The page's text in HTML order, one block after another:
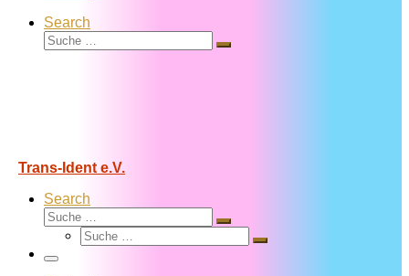
Search
Suche
Suche
Trans-Ident e.V.
Search
Suche
Suche
Suche
Suche
Menü